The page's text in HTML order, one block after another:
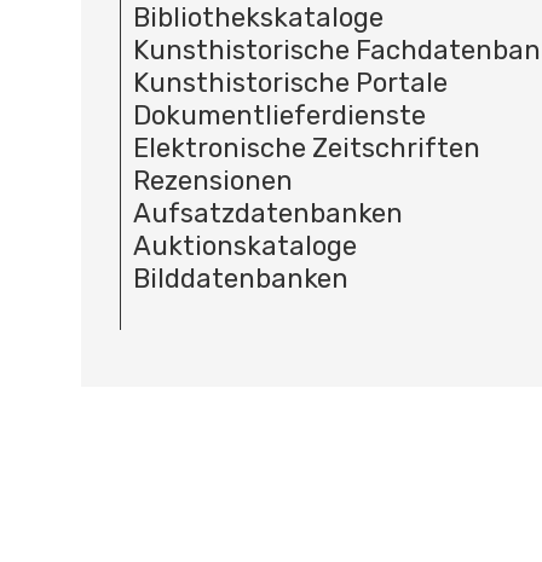
Bibliothekskataloge
Kunsthistorische
Kunsthistorische Portale
Dokumentlieferdienste
Elektronische Zeitschriften
Rezensionen
Aufsatzdatenbanken
Auktionskataloge
Bilddatenbanken